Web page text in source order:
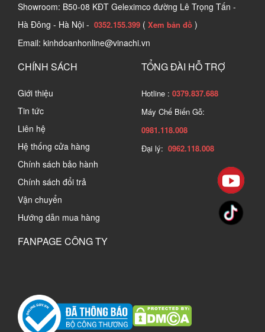
Showroom: B50-08 KĐT Geleximco đường Lê Trọng Tấn -
Hà Đông - Hà Nội - 0352.155.399 ( Xem bản đồ )
Email: kinhdoanhonline@vinachi.vn
CHÍNH SÁCH
Giới thiệu
Tin tức
Liên hệ
Hệ thống cửa hàng
Chính sách bảo hành
Chính sách đổi trả
Vận chuyển
Hướng dẫn mua hàng
TỔNG ĐÀI HỖ TRỢ
Hotline : 0379.837.688
Máy Chế Biến Gỗ:
0981.118.008
Đại lý: 0962.118.008
FANPAGE CÔNG TY